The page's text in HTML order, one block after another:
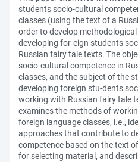
students socio-cultural
classes (using the text of a
order to develop
developing for-eign students
Russian fairy tale texts. The
socio-cultural competence in
classes, and the subject of the
developing foreign stu-dents
working with Russian fairy tale
examines the methods of
foreign language classes, i.e.,
approaches that contribute to
competence based on the text
for selecting material, and